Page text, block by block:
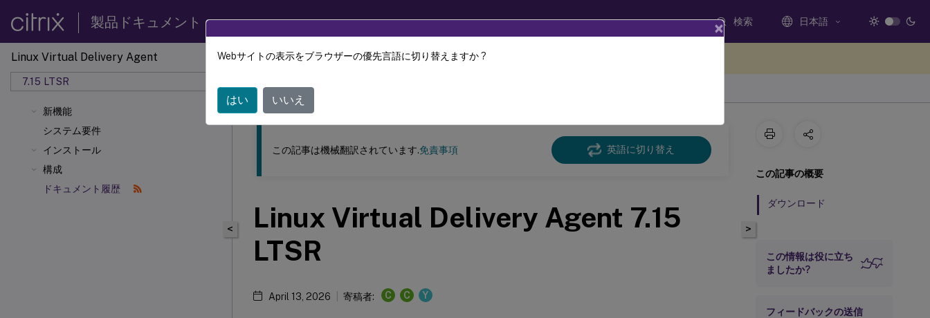
製品ドキュメント 検索 日本語
Linux Virtual Delivery Agent
7.15 LTSR
新機能
システム要件
インストール
構成
ドキュメント履歴
このコンテンツは動的に機械翻訳されています。
リナックス バーチャル デリバリー エージェント
<
この記事は機械翻訳されています.免責事項 英語に切り替え
Linux Virtual Delivery Agent 7.15
LTSR
April 13, 2026 寄稿者: C C Y
>
この記事の概要
ダウンロード
この情報は役に立ち
ましたか?
フィードバックの送信
×
Webサイトの表示をブラウザーの優先言語に切り替えますか ?
はい いいえ